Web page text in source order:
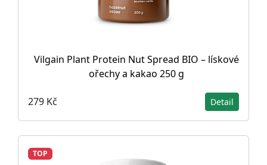
Vilgain Plant Protein Nut Spread BIO – lískové
ořechy a kakao 250 g
279 Kč Detail
TOP